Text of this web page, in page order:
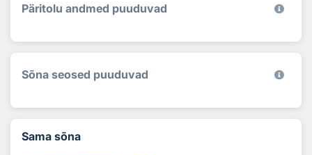
Päritolu andmed puuduvad
Sõna seosed puuduvad
Sama sõna